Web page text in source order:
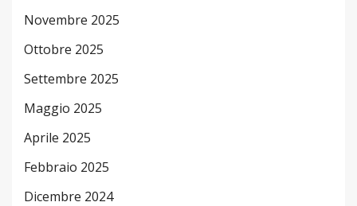
Novembre 2025
Ottobre 2025
Settembre 2025
Maggio 2025
Aprile 2025
Febbraio 2025
Dicembre 2024